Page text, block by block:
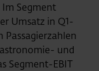
Im Segment
Umsatz in Q1-
Passagierzahlen
und
Segment-EBIT